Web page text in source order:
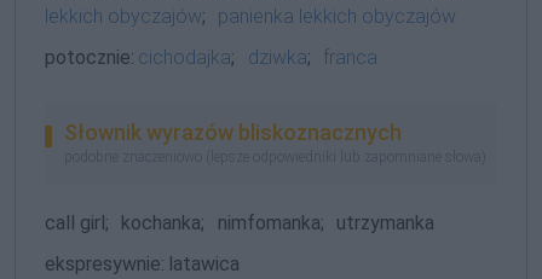
lekkich obyczajów;
panienka lekkich obyczajów
potocznie: cichodajka; dziwka; franca
Słownik wyrazów bliskoznacznych
podobne znaczeniowo (lepsze odpowiedniki lub zapomniane słowa)
call girl; kochanka; nimfomanka;
utrzymanka
ekspresywnie: latawica